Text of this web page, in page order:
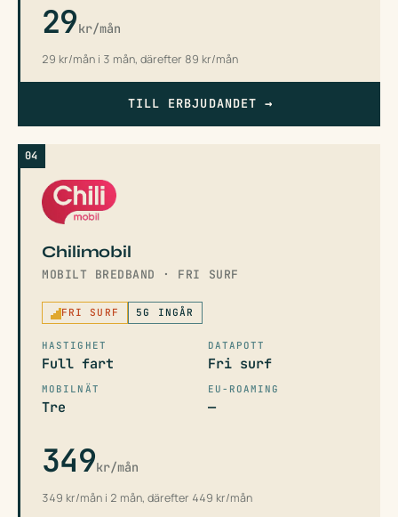
29kr/mån
29 kr/mån i 3 mån, därefter 89 kr/mån
TILL ERBJUDANDET→
04
Chilimobil
MOBILT BREDBAND · FRI SURF
FRI SURF 5G INGÅR
HASTIGHET
Full fart
DATAPOTT
Fri surf
MOBILNÄT
Tre
EU-ROAMING
—
349kr/mån
349 kr/mån i 2 mån, därefter 449 kr/mån